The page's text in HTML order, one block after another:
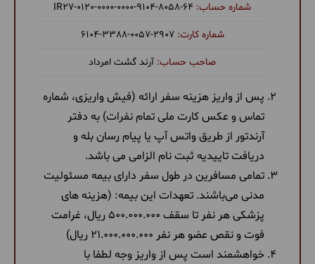
‎IR27-0120-0000-0000-9104-8058-64
6104-3388-0057-2907
آرند گشت امرداد
پس از واریز هزینه سفر ارائه (فیش واریزی، شماره
تماس و عکس کارت ملی تمام نفرات) به دفتر
آرندتور از طریق واتس آپ یا پیام رسان بله و
دریافت تاییدیه ثبت نام الزامی می باشد.
تمامی مسافرین در طول سفر دارای بیمه مسئولیت
مدنی می‌باشند. تعهدات این بیمه: (هزینه های
پزشکی هر نفر تا سقف 500.000.000 ریال، غرامت
فوت و نقص عضو هر نفر 21.000.000.000 ریال)
خواهشمند است پس از واریز وجه لطفا با